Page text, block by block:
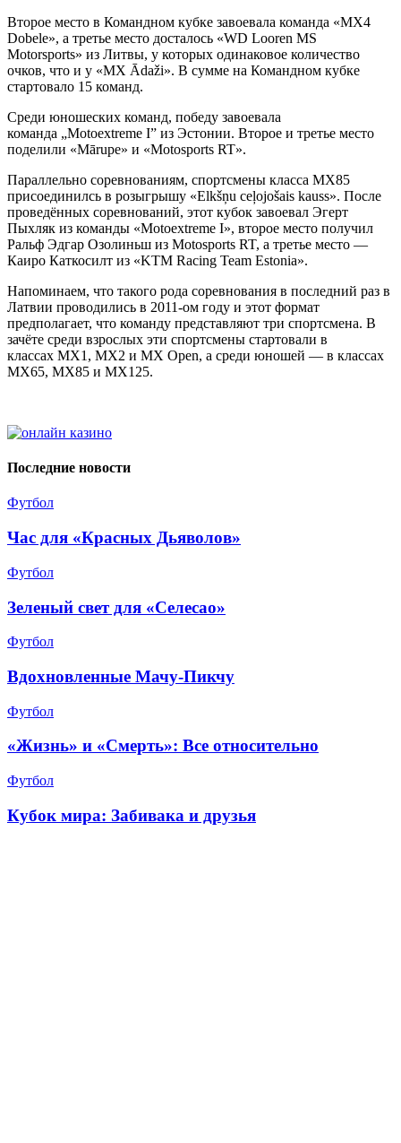
Второе место в Командном кубке завоевала команда «MX4
Dobele», а третье место досталось «WD Looren MS
Motorsports» из Литвы, у которых одинаковое количество
очков, что и у «MX Ādaži». В сумме на Командном кубке
стартовало 15 команд.
Среди юношеских команд, победу завоевала
команда „Motoextreme I” из Эстонии. Второе и третье место
поделили «Mārupe» и «Motosports RT».
Параллельно соревнованиям, спортсмены класса МХ85
присоединилсь в розыгрышу «Elkšņu ceļojošais kauss». После
проведённых соревнований, этот кубок завоевал Эгерт
Пыхляк из команды «Motoextreme I», второе место получил
Ральф Эдгар Озолиньш из Motosports RT, а третье место —
Каиро Каткосилт из «KTM Racing Team Estonia».
Напоминаем, что такого рода соревнования в последний раз в
Латвии проводились в 2011-ом году и этот формат
предполагает, что команду представляют три спортсмена. В
зачёте среди взрослых эти спортсмены стартовали в
классах MX1, MX2 и MX Open, а среди юношей — в классах
MX65, MX85 и MX125.
Последние новости
Футбол
Час для «Красных Дьяволов»
Футбол
Зеленый свет для «Селесао»
Футбол
Вдохновленные Мачу-Пикчу
Футбол
«Жизнь» и «Смерть»: Все относительно
Футбол
Кубок мира: Забивака и друзья